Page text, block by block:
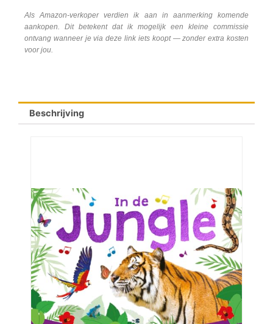
Als Amazon-verkoper verdien ik aan in aanmerking komende
aankopen. Dit betekent dat ik mogelijk een kleine commissie
ontvang wanneer je via deze link iets koopt — zonder extra kosten
voor jou.
Beschrijving